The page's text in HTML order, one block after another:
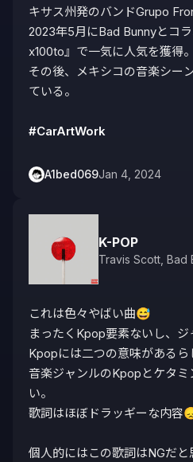
キサス州発のバンドGrupo
2023年5月にBad Bunnyとコ
x100to』で一気に人気を獲得。
その後、メキシコの音楽シー
ている。
#CarArtWork
A1bed069Jan 4, 2024
K-POP
Travis Scott Bad
これは色々やばい曲😅
まったくKpop要素ないし、
Kpopには二つの意味があるら
音楽ジャンルのKpopとケタ
い。
歌詞はほぼドラッギーな内容
個人的にはこの歌詞はNGだと